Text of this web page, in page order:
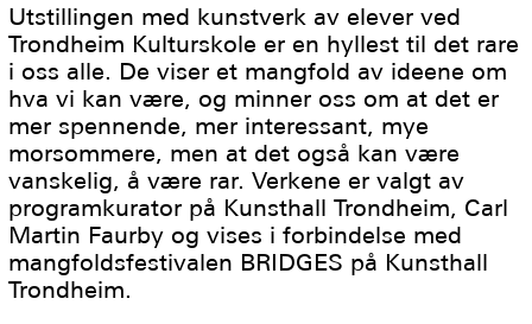
Utstillingen med kunstverk av elever ved
Trondheim Kulturskole er en hyllest til det rare
i oss alle. De viser et mangfold av ideene om
hva vi kan være, og minner oss om at det er
mer spennende, mer interessant, mye
morsommere, men at det også kan være
vanskelig, å være rar. Verkene er valgt av
programkurator på Kunsthall Trondheim, Carl
Martin Faurby og vises i forbindelse med
mangfoldsfestivalen BRIDGES på Kunsthall
Trondheim.